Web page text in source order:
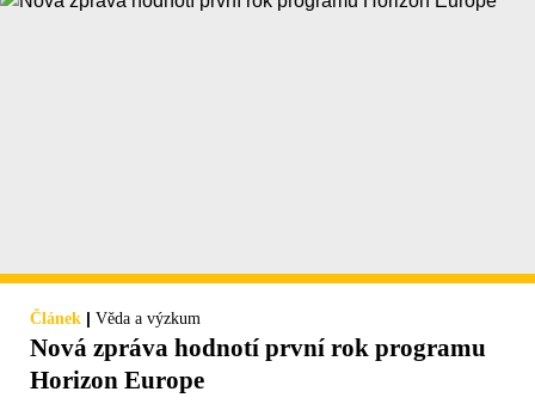
Článek | Věda a výzkum
Nová zpráva hodnotí první rok programu
Horizon Europe